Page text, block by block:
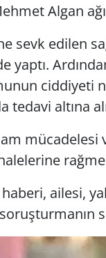
Algan
sevk edilen
yaptı.
ciddiyeti
tedavi altına
ailesi,